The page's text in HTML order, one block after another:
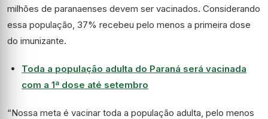
milhões de paranaenses devem ser vacinados. Considerando
essa população, 37% recebeu pelo menos a primeira dose
do imunizante.
Toda a população adulta do Paraná será vacinada
com a 1ª dose até setembro
“Nossa meta é vacinar toda a população adulta, pelo menos